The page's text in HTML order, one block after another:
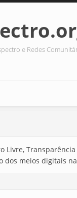
e Redes
Livre,
dos meios digitais